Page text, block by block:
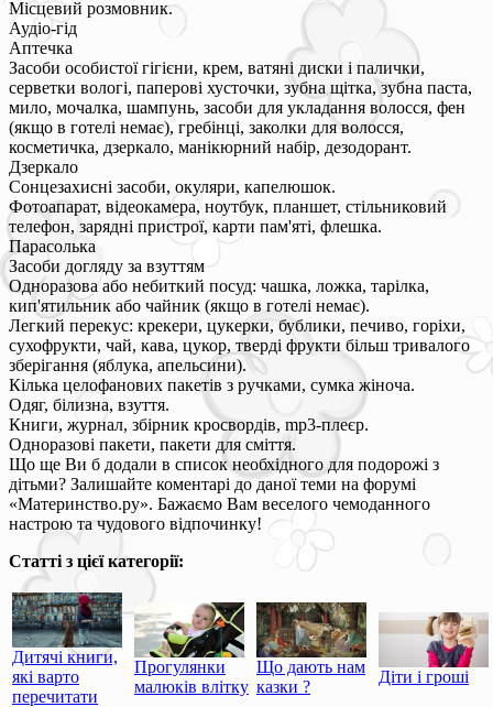
Місцевий розмовник.
Аудіо-гід
Аптечка
Засоби особистої гігієни, крем, ватяні диски і палички,
серветки вологі, паперові хусточки, зубна щітка, зубна паста,
мило, мочалка, шампунь, засоби для укладання волосся, фен
(якщо в готелі немає), гребінці, заколки для волосся,
косметичка, дзеркало, манікюрний набір, дезодорант.
Дзеркало
Сонцезахисні засоби, окуляри, капелюшок.
Фотоапарат, відеокамера, ноутбук, планшет, стільниковий
телефон, зарядні пристрої, карти пам'яті, флешка.
Парасолька
Засоби догляду за взуттям
Одноразова або небиткий посуд: чашка, ложка, тарілка,
кип'ятильник або чайник (якщо в готелі немає).
Легкий перекус: крекери, цукерки, бублики, печиво, горіхи,
сухофрукти, чай, кава, цукор, тверді фрукти більш тривалого
зберігання (яблука, апельсини).
Кілька целофанових пакетів з ручками, сумка жіноча.
Одяг, білизна, взуття.
Книги, журнал, збірник кросвордів, mp3-плеєр.
Одноразові пакети, пакети для сміття.
Що ще Ви б додали в список необхідного для подорожі з
дітьми? Залишайте коментарі до даної теми на форумі
«Материнство.ру». Бажаємо Вам веселого чемоданного
настрою та чудового відпочинку!
Статті з цієї категорії:
Дитячі книги,
які варто
перечитати
Прогулянки
малюків влітку
Що дають нам
казки ?
Діти і гроші